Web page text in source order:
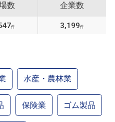
数
件
企業数
3,199件
水産・農林業
保険業 ゴム製品